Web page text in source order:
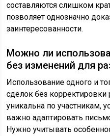
составляются слишком
позволяет однозначно
заинтересованности.
Можно ли
без изменений для
Использование одного и
сделок без
уникальна по участникам,
важно адаптировать
Нужно учитывать